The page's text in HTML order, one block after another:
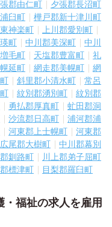
郡由仁町
夕張郡長沼町
臼町
樺戸郡新十津川町
神楽町
上川郡愛別町
町 中川郡美深町
中川
毛町 天塩郡豊富町
礼
延町 網走郡美幌町
網
斜里郡小清水町
常呂
紋別郡湧別町
紋別郡
勇払郡厚真町
虻田郡洞
沙流郡日高町
浦河郡浦
河東郡上士幌町
河東郡
広尾郡大樹町
中川郡幕別
釧路町
川上郡弟子屈町
標津町 目梨郡羅臼町
福祉の求人を雇用